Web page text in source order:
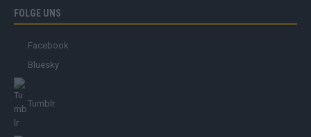
FOLGE UNS
Facebook
Bluesky
Tumblr